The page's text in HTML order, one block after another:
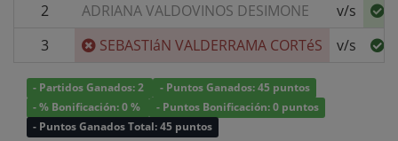
2
ADRIANA VALDOVINOS DESIMONE v/s
3
SEBASTIáN VALDERRAMA CORTéS v/s
- Partidos Ganados: 2
- Puntos Ganados: 45 puntos
- % Bonificación: 0 %
- Puntos Bonificación: 0 puntos
- Puntos Ganados Total: 45 puntos